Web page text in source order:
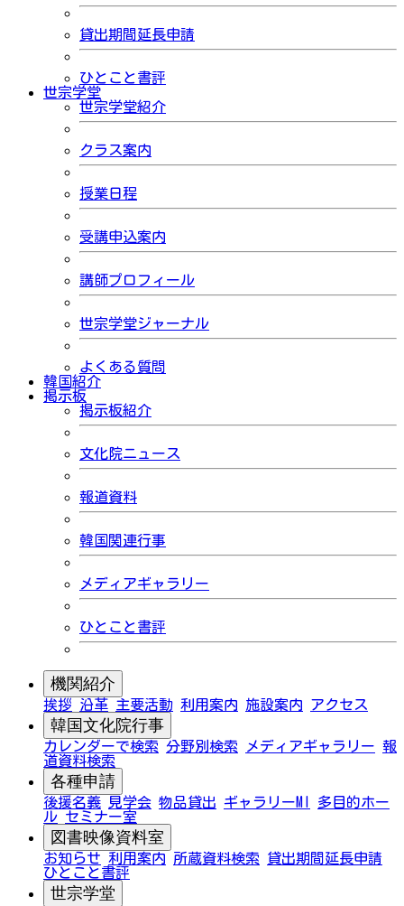
貸出期間延長申請
ひとこと書評
世宗学堂
世宗学堂紹介
クラス案内
授業日程
受講申込案内
講師プロフィール
世宗学堂ジャーナル
よくある質問
韓国紹介
掲示板
掲示板紹介
文化院ニュース
報道資料
韓国関連行事
メディアギャラリー
ひとこと書評
機関紹介
挨拶 沿革 主要活動 利用案内 施設案内 アクセス
韓国文化院行事
カレンダーで検索 分野別検索 メディアギャラリー 報
道資料検索
各種申請
後援名義 見学会 物品貸出 ギャラリーMI
多目的ホー
ル セミナー室
図書映像資料室
お知らせ 利用案内 所蔵資料検索
貸出期間延長申請
ひとこと書評
世宗学堂